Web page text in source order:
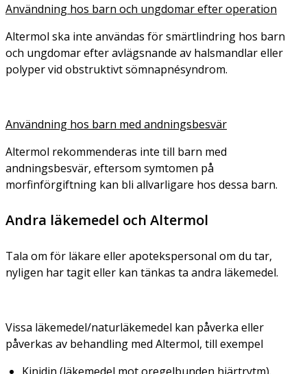
Användning hos barn och ungdomar efter operation
Altermol ska inte användas för smärtlindring hos barn
och ungdomar efter avlägsnande av halsmandlar eller
polyper vid obstruktivt sömnapnésyndrom.
Användning hos barn med andningsbesvär
Altermol rekommenderas inte till barn med
andningsbesvär, eftersom symtomen på
morfinförgiftning kan bli allvarligare hos dessa barn.
Andra läkemedel och Altermol
Tala om för läkare eller apotekspersonal om du tar,
nyligen har tagit eller kan tänkas ta andra läkemedel.
Vissa läkemedel/naturläkemedel kan påverka eller
påverkas av behandling med Altermol, till exempel